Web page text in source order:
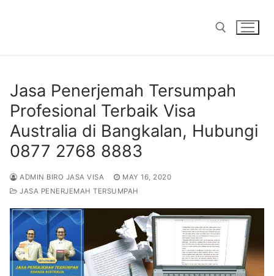
Jasa Penerjemah Tersumpah
Profesional Terbaik Visa
Australia di Bangkalan, Hubungi
0877 2768 8883
ADMIN BIRO JASA VISA
MAY 16, 2020
JASA PENERJEMAH TERSUMPAH